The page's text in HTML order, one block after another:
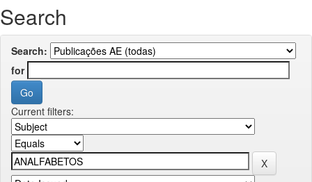
Search
Search:
for
Current filters: